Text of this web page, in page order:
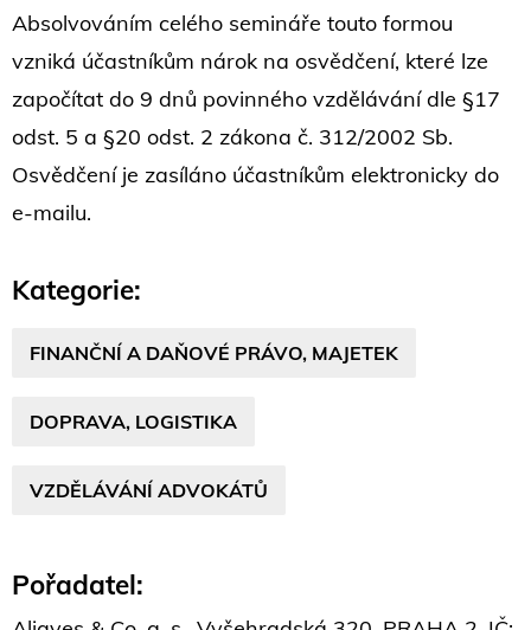
Absolvováním celého semináře touto formou
vzniká účastníkům nárok na osvědčení, které lze
započítat do 9 dnů povinného vzdělávání dle §17
odst. 5 a §20 odst. 2 zákona č. 312/2002 Sb.
Osvědčení je zasíláno účastníkům elektronicky do
e-mailu.
Kategorie:
FINANČNÍ A DAŇOVÉ PRÁVO, MAJETEK
DOPRAVA, LOGISTIKA
VZDĚLÁVÁNÍ ADVOKÁTŮ
Pořadatel: